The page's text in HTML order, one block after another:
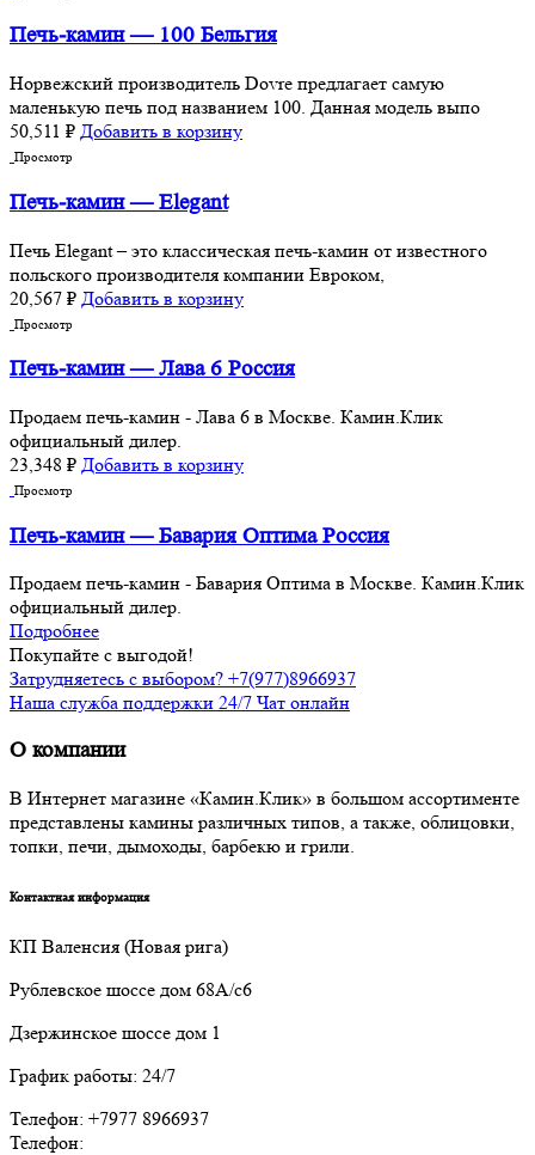
Печь-камин — 100 Бельгия
Норвежский производитель Dovre предлагает самую
маленькую печь под названием 100. Данная модель выпо
50,511 ₽ Добавить в корзину
Просмотр
Печь-камин — Elegant
Печь Elegant – это классическая печь-камин от известного
польского производителя компании Евроком,
20,567 ₽ Добавить в корзину
Просмотр
Печь-камин — Лава 6 Россия
Продаем печь-камин - Лава 6 в Москве. Камин.Клик
официальный дилер.
23,348 ₽ Добавить в корзину
Просмотр
Печь-камин — Бавария Оптима Россия
Продаем печь-камин - Бавария Оптима в Москве. Камин.Клик
официальный дилер.
Подробнее
Покупайте с выгодой!
Затрудняетесь с выбором? +7(977)8966937
Наша служба поддержки 24/7 Чат онлайн
О компании
В Интернет магазине «Камин.Клик» в большом ассортименте
представлены камины различных типов, а также, облицовки,
топки, печи, дымоходы, барбекю и грили.
Контактная информация
КП Валенсия (Новая рига)
Рублевское шоссе дом 68А/с6
Дзержинское шоссе дом 1
График работы: 24/7
Телефон: +7977 8966937
Телефон: